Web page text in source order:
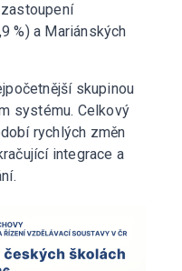
%) a Mariánských
skupinou
systému. Celkový
rychlých změn
integrace a